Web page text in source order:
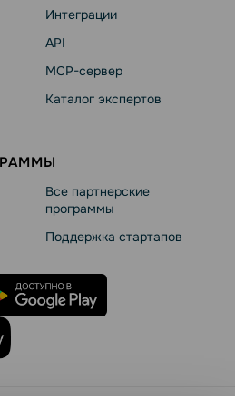
Интеграции
API
MCP-сервер
Каталог экспертов
Все партнерские
программы
Поддержка стартапов